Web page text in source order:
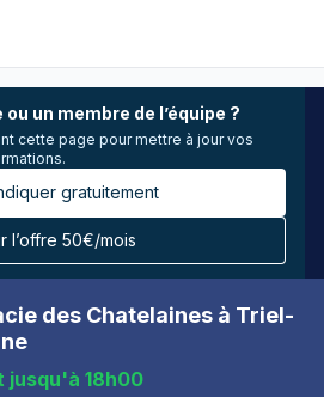
un membre de l’équipe ?
cette page pour mettre à jour vos
gratuitement
l’offre 50€/mois
des Chatelaines à Triel-
jusqu'à 18h00